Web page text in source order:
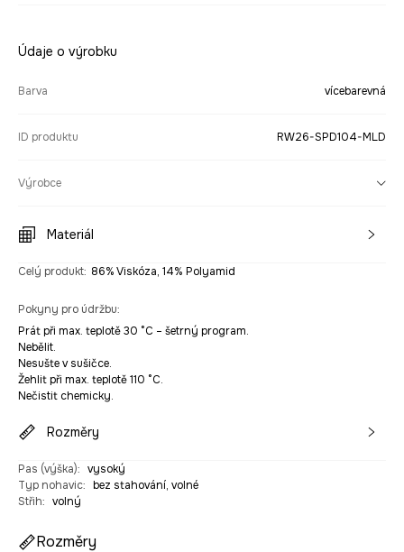
Údaje o výrobku
Barva vícebarevná
ID produktu RW26-SPD104-MLD
Výrobce
Materiál
Celý produkt: 86% Viskóza, 14% Polyamid
Pokyny pro údržbu:
Prát při max. teplotě 30 °C – šetrný program.
Nebělit.
Nesušte v sušičce.
Žehlit při max. teplotě 110 °C.
Nečistit chemicky.
Rozměry
Pas (výška): vysoký
Typ nohavic: bez stahování, volné
Střih: volný
Rozměry